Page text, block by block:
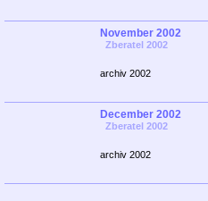
November 2002
Zberatel 2002
archiv 2002
December 2002
Zberatel 2002
archiv 2002